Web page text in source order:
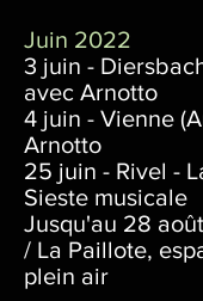
Juin 2022
3 juin -
avec Arnotto
4 juin - Vienne
Arnotto
25 juin - Rivel -
Sieste musicale
Jusqu'au 28
/ La Paillote,
plein air